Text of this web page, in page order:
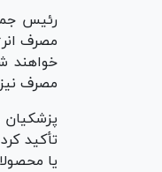
رئیس
مصرف
خواهند
مصرف
پزشکیان
تأکید
یا